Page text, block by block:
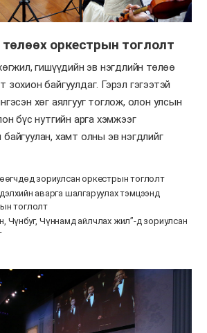
оркестрын тоглолт
гишүүдийн эв нэгдлийн төлөө
байгуулдаг. Гэрэл гэгээтэй
хөг аялгууг тоглож, олон улсын
бүс нутгийн арга хэмжээг
хамт олны эв нэгдлийг
зориулсан оркестрын тоглолт
аварга шалгаруулах тэмцээнд
тоглолт
Чүнбуг, Чүннамд айлчлах жил”-д зориулсан